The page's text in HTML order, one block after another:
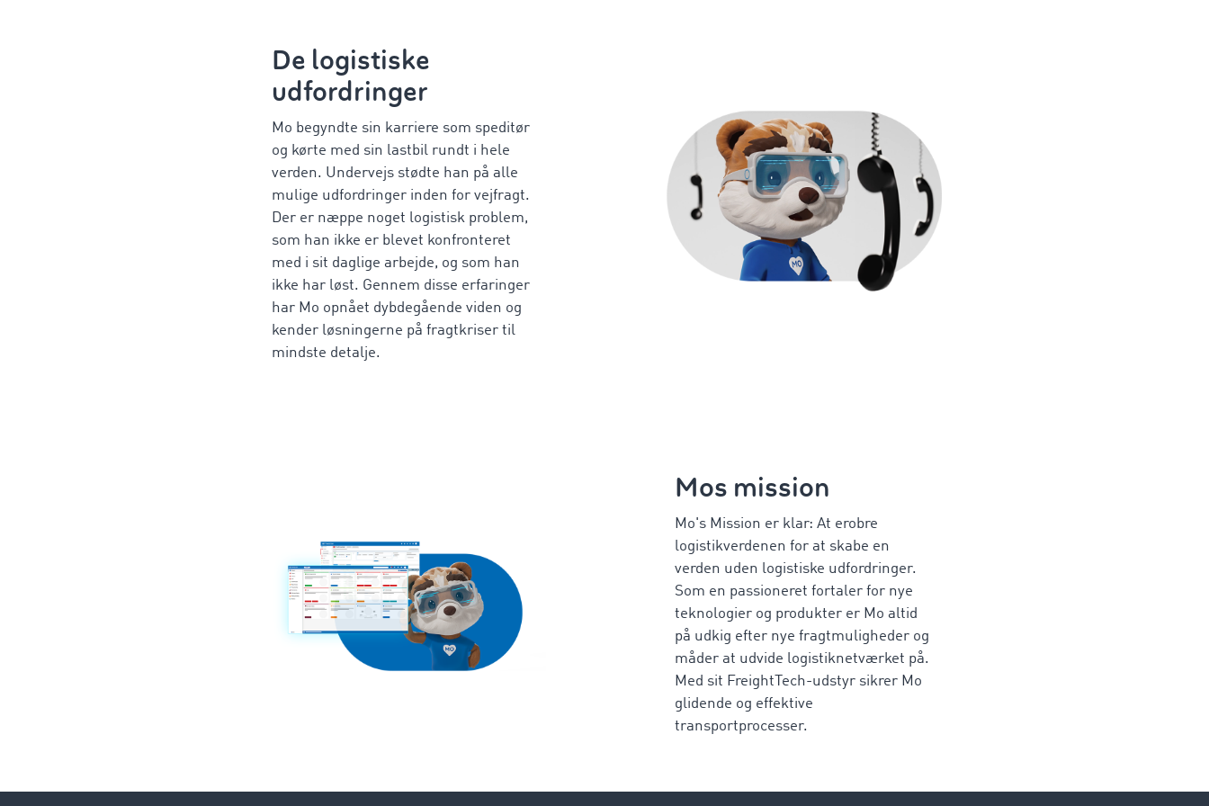
De logistiske
udfordringer
Mo begyndte sin karriere som speditør
og kørte med sin lastbil rundt i hele
verden. Undervejs stødte han på alle
mulige udfordringer inden for vejfragt.
Der er næppe noget logistisk problem,
som han ikke er blevet konfronteret
med i sit daglige arbejde, og som han
ikke har løst. Gennem disse erfaringer
har Mo opnået dybdegående viden og
kender løsningerne på fragtkriser til
mindste detalje.
Mos mission
Mo's Mission er klar: At erobre
logistikverdenen for at skabe en
verden uden logistiske udfordringer.
Som en passioneret fortaler for nye
teknologier og produkter er Mo altid
på udkig efter nye fragtmuligheder og
måder at udvide logistiknetværket på.
Med sit FreightTech-udstyr sikrer Mo
glidende og effektive
transportprocesser.